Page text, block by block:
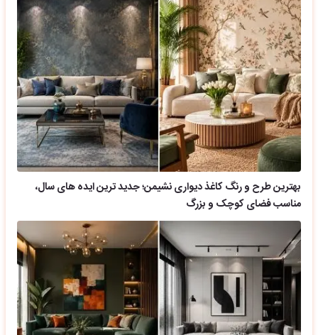
بهترین طرح و رنگ کاغذ دیواری نشیمن؛ جدید ترین ایده های سال،
مناسب فضای کوچک و بزرگ